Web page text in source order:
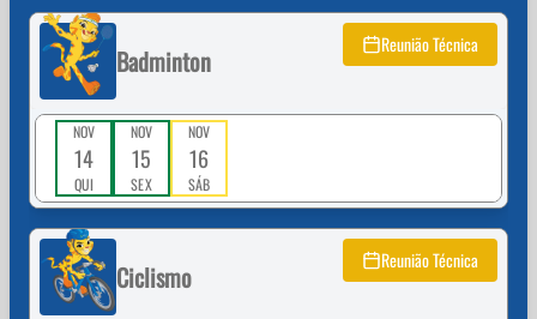
Badminton Reunião Técnica
NOV
14
QUI
NOV
15
SEX
NOV
16
SÁB
Ciclismo Reunião Técnica